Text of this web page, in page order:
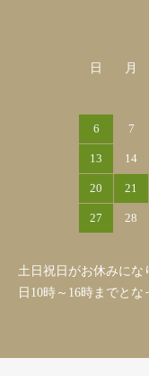
日 月
6 7
13 14
20 21
27 28
土日祝日がお休みに
日10時～16時までとな